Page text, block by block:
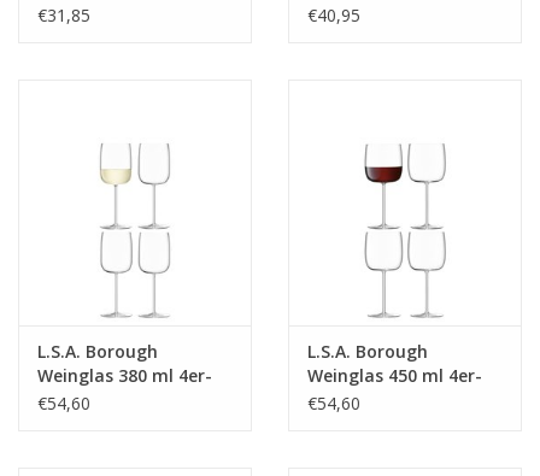
€31,85
Set
€40,95
L.S.A. Borough
Weinglas 380 ml 4er-
Set
€54,60
L.S.A. Borough
Weinglas 450 ml 4er-
Set
€54,60